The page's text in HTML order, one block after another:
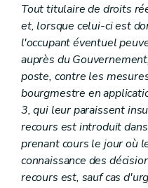
Tout titulaire de droits
et, lorsque celui-ci est
l'occupant éventuel
auprès du
poste, contre les
bourgmestre en
3, qui leur paraissent
recours est introduit
prenant cours le jour où
connaissance des
recours est, sauf cas